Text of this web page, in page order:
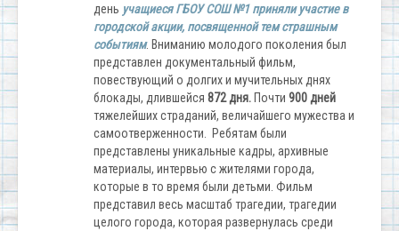
день учащиеся ГБОУ СОШ №1 приняли участие в
городской акции, посвященной тем страшным
событиям. Вниманию молодого поколения был
представлен документальный фильм,
повествующий о долгих и мучительных днях
блокады, длившейся 872 дня. Почти 900 дней
тяжелейших страданий, величайшего мужества и
самоотверженности. Ребятам были
представлены уникальные кадры, архивные
материалы, интервью с жителями города,
которые в то время были детьми. Фильм
представил весь масштаб трагедии, трагедии
целого города, которая развернулась среди